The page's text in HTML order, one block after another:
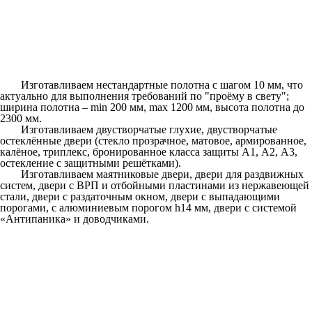
Изготавливаем нестандартные полотна c шагом 10 мм, что
актуально для выполнения требований по "проёму в свету";
ширина полотна – min 200 мм, max 1200 мм, высота полотна до
2300 мм.
Изготавливаем двустворчатые глухие, двустворчатые
остеклённые двери (стекло прозрачное, матовое, армированное,
калёное, триплекс, бронированное класса защиты А1, А2, А3,
остекление с защитными решётками).
Изготавливаем маятниковые двери, двери для раздвижных
систем, двери с ВРП и отбойными пластинами из нержавеющей
стали, двери с раздаточным окном, двери с выпадающими
порогами, с алюминиевым порогом h14 мм, двери с системой
«Антипаника» и доводчиками.